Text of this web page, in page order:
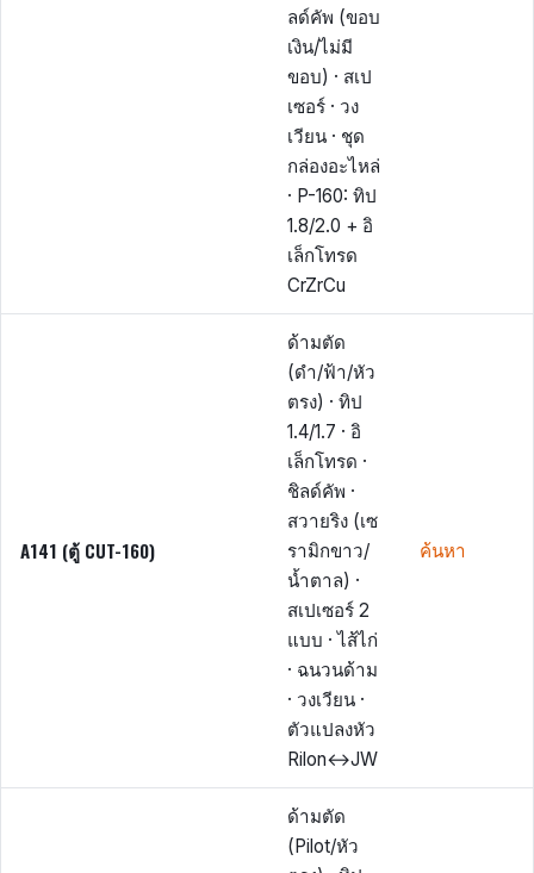
ลด์คัพ (ขอบ
เงิน/ไม่มี
ขอบ) · สเป
เซอร์ · วง
เวียน · ชุด
กล่องอะไหล่
· P-160: ทิป
1.8/2.0 + อิ
เล็กโทรด
CrZrCu
A141 (ตู้ CUT-160)
ด้ามตัด
(ดำ/ฟ้า/หัว
ตรง) · ทิป
1.4/1.7 · อิ
เล็กโทรด ·
ชิลด์คัพ ·
สวายริง (เซ
รามิกขาว/
น้ำตาล) ·
สเปเซอร์ 2
แบบ · ไส้ไก่
· ฉนวนด้าม
· วงเวียน ·
ตัวแปลงหัว
Rilon↔JW
ค้นหา
ด้ามตัด
(Pilot/หัว